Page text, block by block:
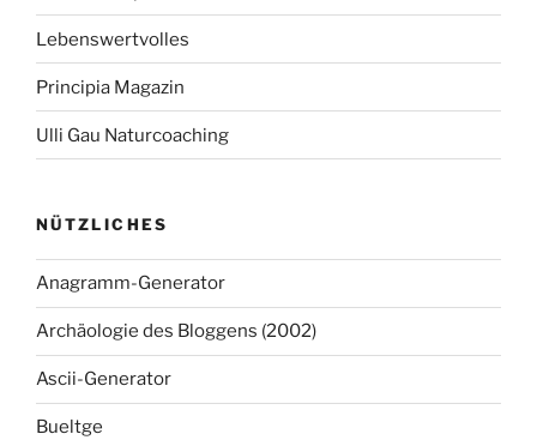
Lebenswertvolles
Principia Magazin
Ulli Gau Naturcoaching
NÜTZLICHES
Anagramm-Generator
Archäologie des Bloggens (2002)
Ascii-Generator
Bueltge